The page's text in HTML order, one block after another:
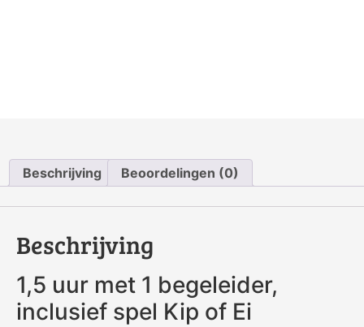
Beschrijving Beoordelingen (0)
Beschrijving
1,5 uur met 1 begeleider,
inclusief spel Kip of Ei